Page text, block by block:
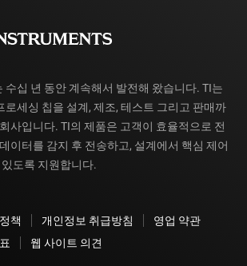
수십 년 동안 계속해서 발전해 왔습니다. TI는
로세싱 칩을 설계, 제조, 테스트 그리고 판매까
사입니다. TI의 제품은 고객이 효율적으로 전
이터를 감지 후 전송하고, 설계에서 핵심 제어
도록 지원합니다.
책 개인정보 취급방침
영업 약관
웹 사이트 의견